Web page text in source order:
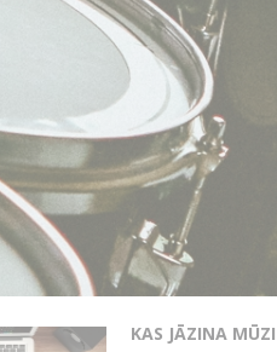
KAS JĀZINA